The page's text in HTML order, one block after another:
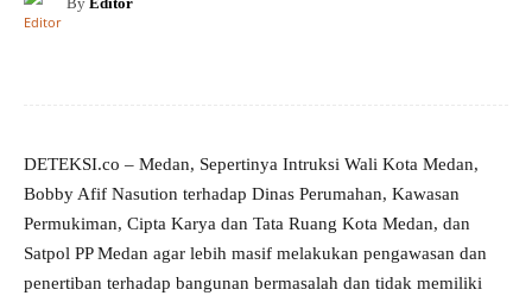
DETEKSI.co – Medan, Sepertinya Intruksi Wali Kota Medan,
Bobby Afif Nasution terhadap Dinas Perumahan, Kawasan
Permukiman, Cipta Karya dan Tata Ruang Kota Medan, dan
Satpol PP Medan agar lebih masif melakukan pengawasan dan
penertiban terhadap bangunan bermasalah dan tidak memiliki